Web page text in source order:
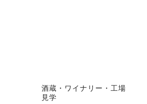
酒蔵・ワイナリー・工場
見学